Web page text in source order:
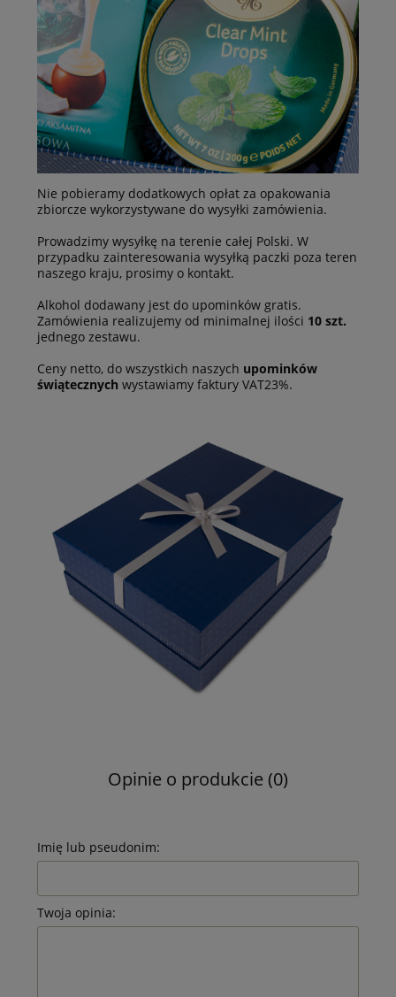
Nie pobieramy dodatkowych opłat za opakowania
zbiorcze wykorzystywane do wysyłki zamówienia.
Prowadzimy wysyłkę na terenie całej Polski. W
przypadku zainteresowania wysyłką paczki poza teren
naszego kraju, prosimy o kontakt.
Alkohol dodawany jest do upominków gratis.
Zamówienia realizujemy od minimalnej ilości 10 szt.
jednego zestawu.
Ceny netto, do wszystkich naszych upominków
świątecznych wystawiamy faktury VAT23%.
Opinie o produkcie (0)
Imię lub pseudonim:
Twoja opinia: